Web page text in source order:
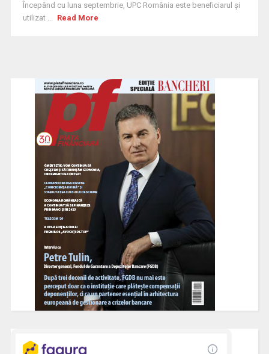
Începând cu luna septembrie, UPC România este beneficiarul și
utilizat ... Read More